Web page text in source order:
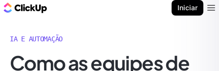
Iniciar
IA E AUTOMAÇÃO
Como as equipes de